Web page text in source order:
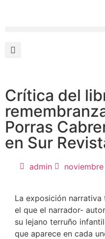
Crítica del
Porras
en Sur
admin
La exposición
el que el narrador-
su lejano terruño
que aparece en cada